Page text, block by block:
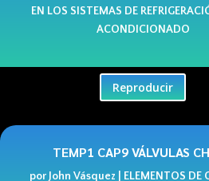
EN LOS SISTEMAS DE
ACONDICIONADO
Reproducir
TEMP1 CAP9 VÁLVULAS
por John Vásquez
ELEMENTOS DE